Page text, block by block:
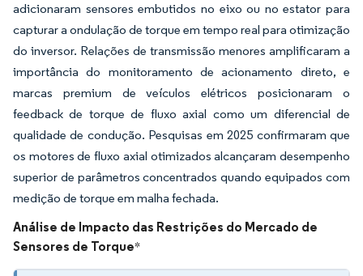
adicionaram sensores embutidos no eixo ou no estator para
capturar a ondulação de torque em tempo real para otimização
do inversor. Relações de transmissão menores amplificaram a
importância do monitoramento de acionamento direto, e
marcas premium de veículos elétricos posicionaram o
feedback de torque de fluxo axial como um diferencial de
qualidade de condução. Pesquisas em 2025 confirmaram que
os motores de fluxo axial otimizados alcançaram desempenho
superior de parâmetros concentrados quando equipados com
medição de torque em malha fechada.
Análise de Impacto das Restrições do Mercado de
Sensores de Torque*